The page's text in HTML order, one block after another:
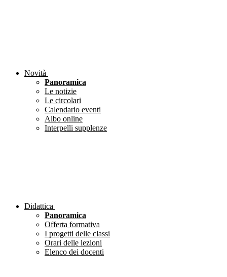
Novità
Panoramica
Le notizie
Le circolari
Calendario eventi
Albo online
Interpelli supplenze
Didattica
Panoramica
Offerta formativa
I progetti delle classi
Orari delle lezioni
Elenco dei docenti